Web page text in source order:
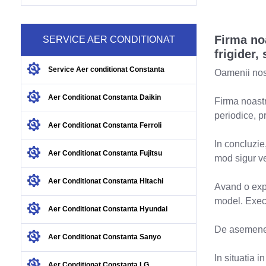
SERVICE AER CONDITIONAT
. Service Aer conditionat Constanta
. Aer Conditionat Constanta Daikin
. Aer Conditionat Constanta Ferroli
. Aer Conditionat Constanta Fujitsu
. Aer Conditionat Constanta Hitachi
. Aer Conditionat Constanta Hyundai
. Aer Conditionat Constanta Sanyo
.
Firma
frigider,
Oamenii
Firma
periodice,
In
mod sigur
Avand o
model.
De
In situatia